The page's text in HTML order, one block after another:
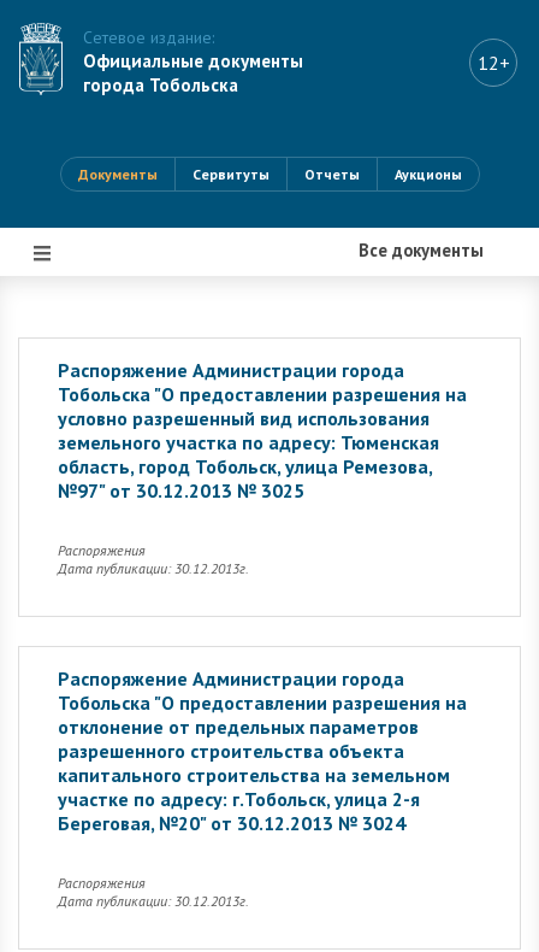
Сетевое издание:
Официальные документы
города Тобольска
12+
Документы Сервитуты Отчеты Аукционы
Все документы
|||
Распоряжение Администрации города
Тобольска "О предоставлении разрешения на
условно разрешенный вид использования
земельного участка по адресу: Тюменская
область, город Тобольск, улица Ремезова,
№97" от 30.12.2013 № 3025
Распоряжения
Дата публикации: 30.12.2013г.
Распоряжение Администрации города
Тобольска "О предоставлении разрешения на
отклонение от предельных параметров
разрешенного строительства объекта
капитального строительства на земельном
участке по адресу: г.Тобольск, улица 2-я
Береговая, №20" от 30.12.2013 № 3024
Распоряжения
Дата публикации: 30.12.2013г.